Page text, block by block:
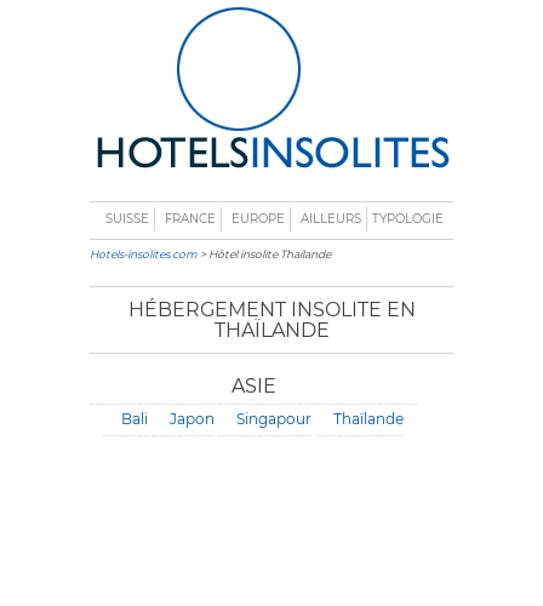
SUISSE FRANCE EUROPE AILLEURS TYPOLOGIE
Hotels-insolites.com > Hôtel insolite Thaïlande
HÉBERGEMENT INSOLITE EN
THAÏLANDE
ASIE
Bali Japon Singapour Thaïlande